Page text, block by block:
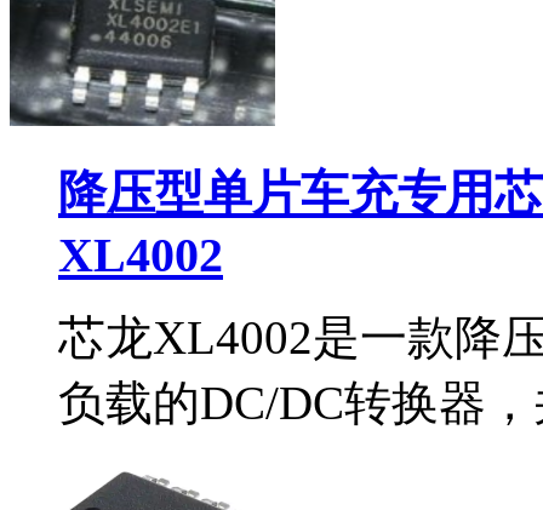
降压型单片车充专用
XL4002
芯龙XL4002是一款降
负载的DC/DC转换器